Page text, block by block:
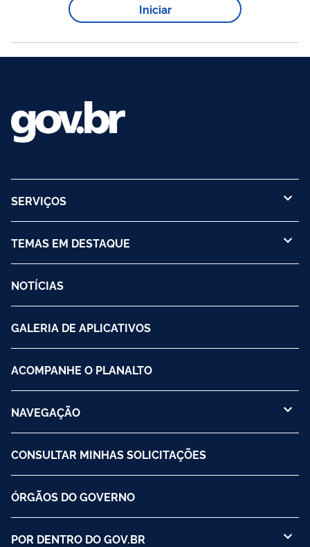
registrar o imóvel no cartório competente.
Iniciar
SERVIÇOS
TEMAS EM DESTAQUE
NOTÍCIAS
GALERIA DE APLICATIVOS
ACOMPANHE O PLANALTO
NAVEGAÇÃO
CONSULTAR MINHAS SOLICITAÇÕES
ÓRGÃOS DO GOVERNO
POR DENTRO DO GOV.BR